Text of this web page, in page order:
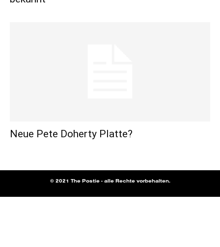
Neue Pete Doherty Platte?
© 2021 The Postie - alle Rechte vorbehalten.